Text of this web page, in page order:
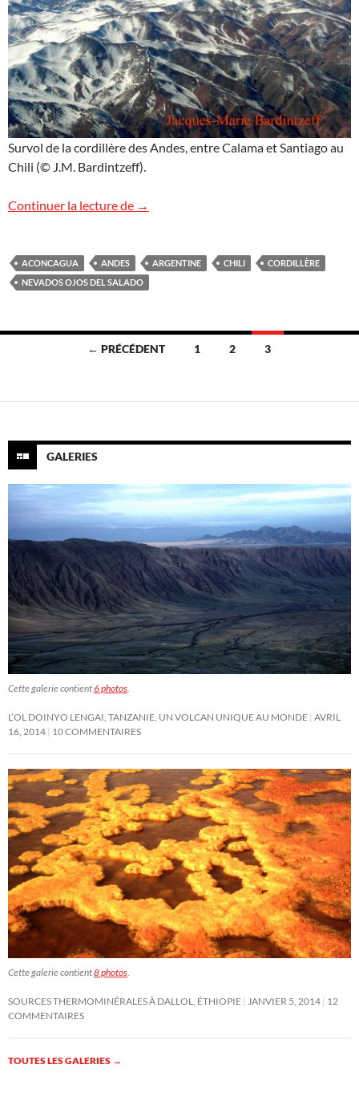
Survol de la cordillère des Andes, entre Calama et Santiago au
Chili (© J.M. Bardintzeff).
Continuer la lecture de Survol de la cordillère des Andes
→
ACONCAGUA ANDES ARGENTINE CHILI
CORDILLÈRE
NEVADOS OJOS DEL SALADO
Navigation
articles
← PRÉCÉDENT 1 2 3
GALERIES
Cette galerie contient6 photos
L’OL DOINYO LENGAI, TANZANIE, UN VOLCAN UNIQUE AU MONDE AVRIL
16, 2014 10 COMMENTAIRES
Cette galerie contient8 photos.
SOURCES THERMOMINÉRALES À DALLOL, ÉTHIOPIE JANVIER 5, 2014 12
COMMENTAIRES
TOUTES LES GALERIES →